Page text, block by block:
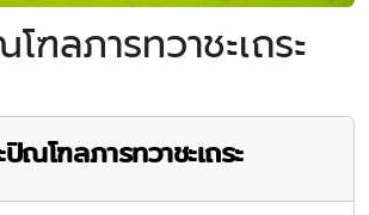
ฑลภารทวาชะเถระ
ณโฑลภารทวาชะเถระ